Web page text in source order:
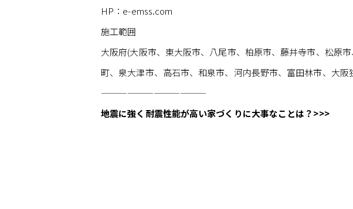
HP：e-emss.com
施工範囲
大阪府(大阪市、東大阪市、八尾市、柏原市、藤井寺市、松原
町、泉大津市、高石市、和泉市、河内長野市、富田林市、大阪
————————————
地震に強く耐震性能が高い家づくりに大事なことは？>>>